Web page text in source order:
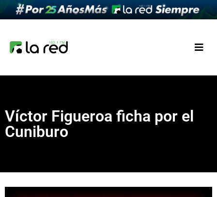
Víctor Figueroa ficha por el
Cuniburo